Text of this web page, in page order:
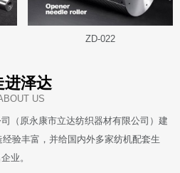
ZD-022
进泽达
US
（原永康市立达纺织器材有限公司）建
验丰富，并给国内外多家纺机配套生
业。